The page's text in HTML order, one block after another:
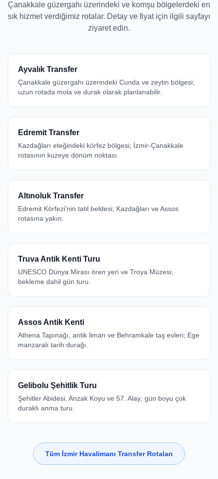
Çanakkale güzergahı üzerindeki ve komşu bölgelerdeki en
sık hizmet verdiğimiz rotalar. Detay ve fiyat için ilgili sayfayı
ziyaret edin.
Ayvalık Transfer
Çanakkale güzergahı üzerindeki Cunda ve zeytin bölgesi;
uzun rotada mola ve durak olarak planlanabilir.
Edremit Transfer
Kazdağları eteğindeki körfez bölgesi; İzmir-Çanakkale
rotasının kuzeye dönüm noktası.
Altınoluk Transfer
Edremit Körfezi'nin tatil beldesi; Kazdağları ve Assos
rotasına yakın.
Truva Antik Kenti Turu
UNESCO Dünya Mirası ören yeri ve Troya Müzesi;
bekleme dahil gün turu.
Assos Antik Kenti
Athena Tapınağı, antik liman ve Behramkale taş evleri; Ege
manzaralı tarih durağı.
Gelibolu Şehitlik Turu
Şehitler Abidesi, Anzak Koyu ve 57. Alay; gün boyu çok
duraklı anma turu.
Tüm İzmir Havalimanı Transfer Rotaları